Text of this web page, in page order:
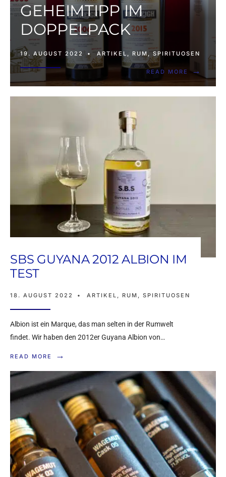
GEHEIMTIPP IM
DOPPELPACK
19. AUGUST 2022 • ARTIKEL , RUM , SPIRITUOSEN
READ MORE →
SBS GUYANA 2012 ALBION IM
TEST
18. AUGUST 2022 • ARTIKEL , RUM , SPIRITUOSEN
Albion ist ein Marque, das man selten in der Rumwelt
findet. Wir haben den 2012er Guyana Albion von…
READ MORE →